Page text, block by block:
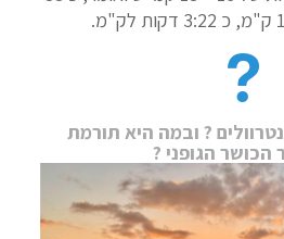
? ובמה היא תורמת
הכושר הגופני ?